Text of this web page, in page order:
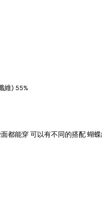
維) 55%
都能穿 可以有不同的搭配 蝴